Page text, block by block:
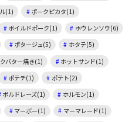
(1)
ポークピカタ(1)
ボイルドポーク(1)
ホウレンソウ(6)
ポタージュ(5)
ホタテ(5)
バター焼き(1)
ホットサンド(1)
ポテチ(1)
ポテト(2)
ボルドレーズ(1)
ホルモン(1)
マーボー(1)
マーマレード(1)